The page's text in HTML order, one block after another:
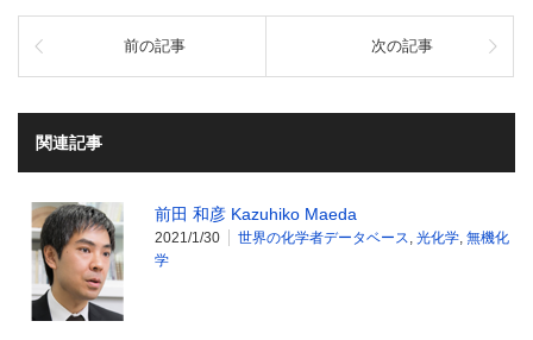
前の記事 次の記事
関連記事
前田 和彦 Kazuhiko Maeda
2021/1/30 世界の化学者データベース 光化学 無機化
学